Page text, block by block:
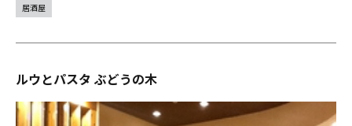
居酒屋
ルウとパスタ ぶどうの木